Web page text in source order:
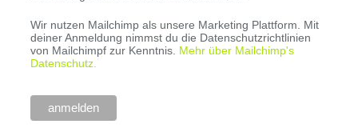
Wir nutzen Mailchimp als unsere Marketing Plattform. Mit
deiner Anmeldung nimmst du die Datenschutzrichtlinien
von Mailchimpf zur Kenntnis. Mehr über Mailchimp's
Datenschutz.